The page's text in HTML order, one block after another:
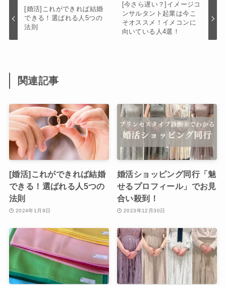
[婚活]これができれば結婚
できる！選ばれる人5つの
法則
[今さら遅い？]イメージコ
ンサルタント起業は今こ
そオススメ！イメコンに
向いている人4選！
関連記事
[婚活]これができれば結婚
できる！選ばれる人5つの
法則
2024年1月9日
婚活ショッピング同行「魅
せるプロフィール」でお見
合い殺到！
2023年12月30日